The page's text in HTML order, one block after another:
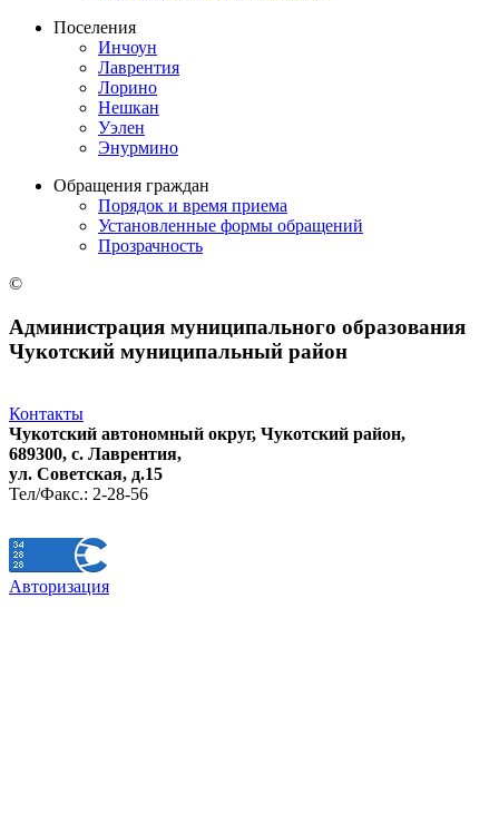
Поселения
Инчоун
Лаврентия
Лорино
Нешкан
Уэлен
Энурмино
Обращения граждан
Порядок и время приема
Установленные формы обращений
Прозрачность
©
Администрация муниципального образования
Чукотский муниципальный район
Контакты
Чукотский автономный округ, Чукотский район,
689300, с. Лаврентия,
ул. Советская, д.15
Тел/Факс.: 2-28-56
Авторизация